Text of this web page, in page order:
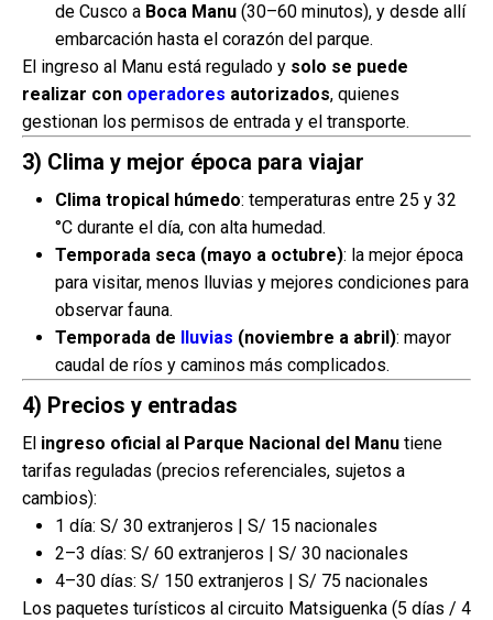
de Cusco a Boca Manu (30–60 minutos), y desde allí
embarcación hasta el corazón del parque.
El ingreso al Manu está regulado y solo se puede
realizar con operadores autorizados, quienes
gestionan los permisos de entrada y el transporte.
3) Clima y mejor época para viajar
Clima tropical húmedo: temperaturas entre 25 y 32
°C durante el día, con alta humedad.
Temporada seca (mayo a octubre): la mejor época
para visitar, menos lluvias y mejores condiciones para
observar fauna.
Temporada de lluvias (noviembre a abril): mayor
caudal de ríos y caminos más complicados.
4) Precios y entradas
El ingreso oficial al Parque Nacional del Manu tiene
tarifas reguladas (precios referenciales, sujetos a
cambios):
1 día: S/ 30 extranjeros | S/ 15 nacionales
2–3 días: S/ 60 extranjeros | S/ 30 nacionales
4–30 días: S/ 150 extranjeros | S/ 75 nacionales
Los paquetes turísticos al circuito Matsiguenka (5 días / 4